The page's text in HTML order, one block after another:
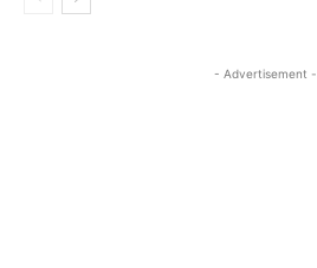
- Advertisement -